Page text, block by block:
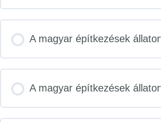
A magyar építkezések
A magyar építkezések